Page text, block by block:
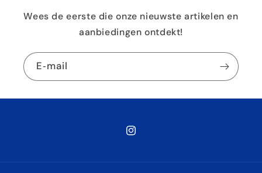
Wees de eerste die onze nieuwste artikelen en
aanbiedingen ontdekt!
E‑mail
Instagram